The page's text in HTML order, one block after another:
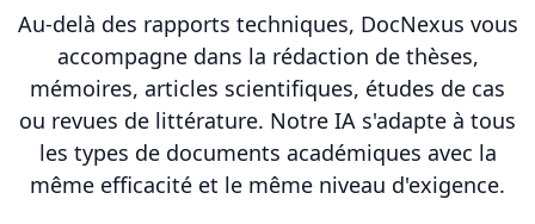
Au-delà des rapports techniques, DocNexus vous
accompagne dans la rédaction de thèses,
mémoires, articles scientifiques, études de cas
ou revues de littérature. Notre IA s'adapte à tous
les types de documents académiques avec la
même efficacité et le même niveau d'exigence.